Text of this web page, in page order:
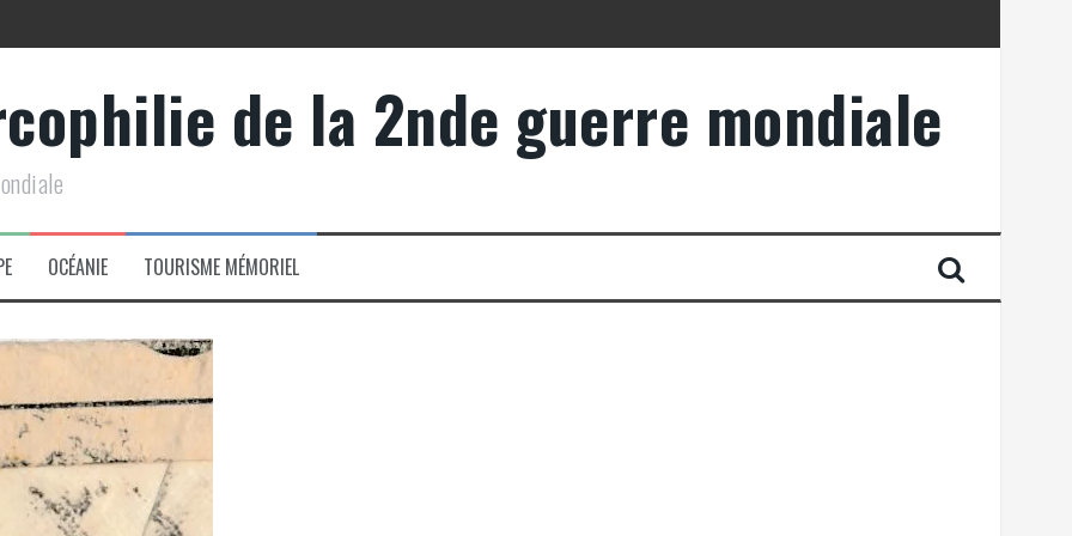
» (40-44)
de la 2nde guerre mondiale
OCÉANIE TOURISME MÉMORIEL